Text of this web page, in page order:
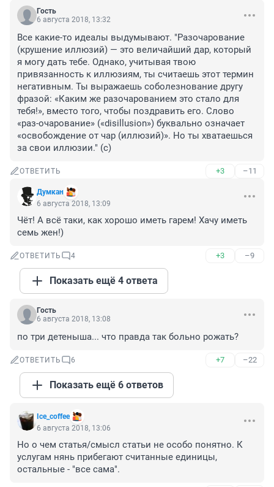
Гость
6 августа 2018, 13:32
Все какие-то идеалы выдумывают. "Разочарование
(крушение иллюзий) — это величайший дар, который
я могу дать тебе. Однако, учитывая твою
привязанность к иллюзиям, ты считаешь этот термин
негативным. Ты выражаешь соболезнование другу
фразой: «Каким же разочарованием это стало для
тебя!», вместо того, чтобы поздравить его. Слово
«раз-очарование» («disillusion») буквально означает
«освобождение от чар (иллюзий)». Но ты хватаешься
за свои иллюзии." (с)
ОТВЕТИТЬ +3 –11
Думкан
6 августа 2018, 13:09
Чёт! А всё таки, как хорошо иметь гарем! Хачу иметь
семь жен!)
ОТВЕТИТЬ 4 +3 –9
Показать ещё 4 ответа
Гость
6 августа 2018, 13:08
по три детеныша... что правда так больно рожать?
ОТВЕТИТЬ 6 +7 –22
Показать ещё 6 ответов
Ice_coffee
6 августа 2018, 13:06
Но о чем статья/смысл статьи не особо понятно. К
услугам нянь прибегают считанные единицы,
остальные - "все сама".